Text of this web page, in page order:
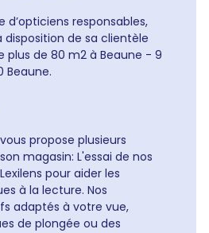
d’opticiens responsables,
de sa clientèle
plus de 80 m2 à Beaune - 9
Beaune.
propose plusieurs
magasin: L'essai de nos
pour aider les
à la lecture. Nos
adaptés à votre vue,
de plongée ou des